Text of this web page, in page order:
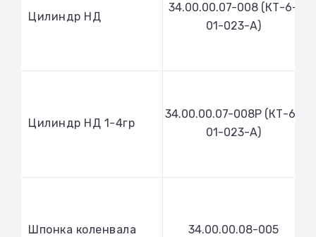
Цилиндр НД
34.00.00.07-008 (КТ-6-
01-023-А)
Цилиндр НД 1-4гр
34.00.00.07-008Р (КТ-6-
01-023-А)
Шпонка коленвала 34.00.00.08-005